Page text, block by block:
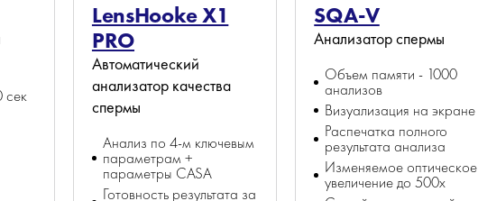
сек
LensHooke X1
PRO
Автоматический
анализатор качества
спермы
Анализ по 4-м ключевым
параметрам +
параметры СASA
Готовность результата за
SQA-V
Анализатор спермы
Объем памяти - 1000
анализов
Визуализация на экране
Распечатка полного
результата анализа
Изменяемое оптическое
увеличение до 500х